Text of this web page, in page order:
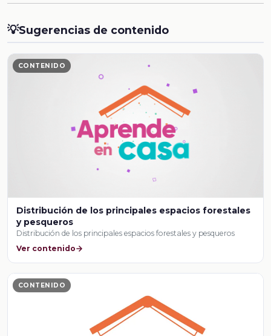
💡Sugerencias de contenido
CONTENIDO
Distribución de los principales espacios forestales
y pesqueros
Distribución de los principales espacios forestales y pesqueros
Ver contenido
CONTENIDO